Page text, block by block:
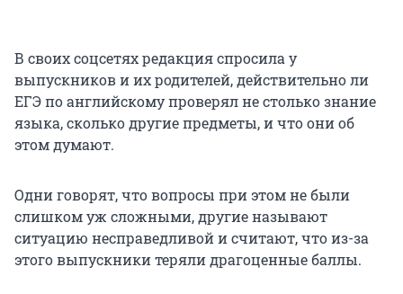
В своих соцсетях редакция спросила у
выпускников и их родителей, действительно ли
ЕГЭ по английскому проверял не столько знание
языка, сколько другие предметы, и что они об
этом думают.
Одни говорят, что вопросы при этом не были
слишком уж сложными, другие называют
ситуацию несправедливой и считают, что из-за
этого выпускники теряли драгоценные баллы.